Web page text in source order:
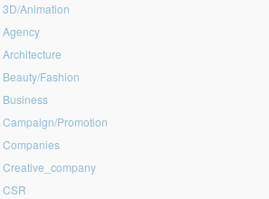
3D/Animation
Agency
Architecture
Beauty/Fashion
Business
Campaign/Promotion
Companies
Creative_company
CSR